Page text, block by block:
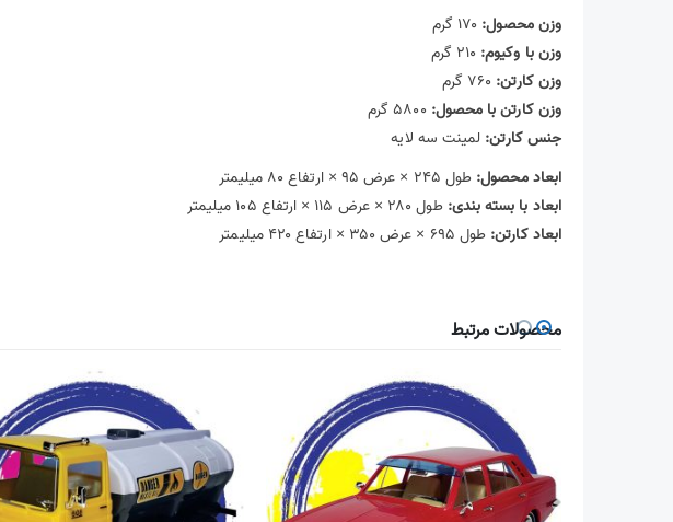
وزن محصول:
وزن با وکیوم:
وزن کارتن:
وزن کارتن با محصول:
جنس کارتن: لمینت سه لایه
ابعاد محصول: طول ۲۴۵ × عرض ۹۵ × ارتفاع ۸۰ میلیمتر
ابعاد با بسته بندی: طول ۲۸۰ × عرض ۱۱۵ × ارتفاع ۱۰۵ میلیمتر
ابعاد کارتن: طول ۶۹۵ × عرض ۳۵۰ × ارتفاع ۴۲۰ میلیمتر
محصولات مرتبط